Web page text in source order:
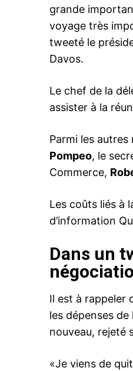
grande
voyage très
tweeté le
Davos.
Le chef de la
assister à la
Parmi les
Pompeo, le
Commerce,
Les coûts liés à
d’information
Dans un
Il est à rappeler
les dépenses
nouveau, rejeté
«Je viens de